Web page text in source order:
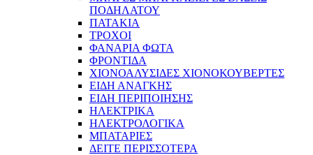
ΠΟΔΗΛΑΤΟΥ
ΠΑΤΑΚΙΑ
ΤΡΟΧΟΙ
ΦΑΝΑΡΙΑ ΦΩΤΑ
ΦΡΟΝΤΙΔΑ
ΧΙΟΝΟΑΛΥΣΙΔΕΣ ΧΙΟΝΟΚΟΥΒΕΡΤΕΣ
ΕΙΔΗ ΑΝΑΓΚΗΣ
ΕΙΔΗ ΠΕΡΙΠΟΙΗΣΗΣ
ΗΛΕΚΤΡΙΚΑ
ΗΛΕΚΤΡΟΛΟΓΙΚΑ
ΜΠΑΤΑΡΙΕΣ
ΔΕΙΤΕ ΠΕΡΙΣΣΟΤΕΡΑ